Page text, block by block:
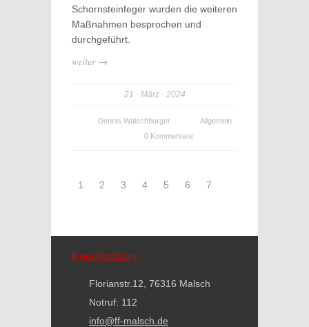
Schornsteinfeger wurden die weiteren
Maßnahmen besprochen und
durchgeführt.
weiter →
21 März 2024
Dennis Walschburger
Allgemein
0 Kommentare
1 2 3 4 5 6 7
Kontaktdaten
Florianstr.12, 76316 Malsch
Notruf: 112
info@ff-malsch.de